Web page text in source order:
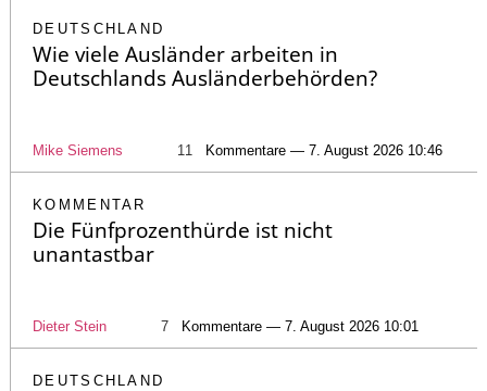
DEUTSCHLAND
Wie viele Ausländer arbeiten in
Deutschlands Ausländerbehörden?
Mike Siemens 11 Kommentare — 7. August 2026 10:46
KOMMENTAR
Die Fünfprozenthürde ist nicht
unantastbar
Dieter Stein 7 Kommentare — 7. August 2026 10:01
DEUTSCHLAND